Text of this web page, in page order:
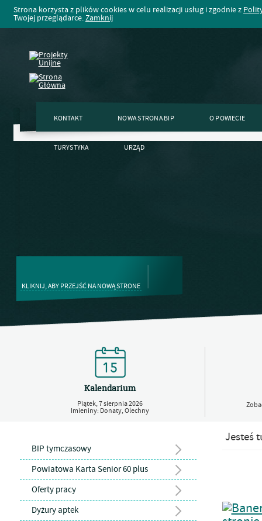
Strona korzysta z plików cookies w celu realizacji usług i zgodnie z
Twojej przeglądarce.Zamknij
KONTAKT NOWA STRONA BIP O POWIECIE
TURYSTYKA URZĄD
KLIKNIJ, ABY PRZEJŚĆ NA NOWĄ STRONE
Kalendarium
Piątek,7sierpnia2026
Imieniny: Donaty, Olechny
BIP tymczasowy
Powiatowa Karta Senior 60 plus
Oferty pracy
Dyżury aptek
Jesteś